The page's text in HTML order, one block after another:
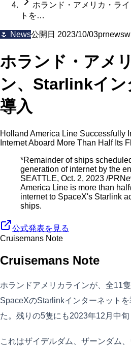
ホランド・アメリカ・ラ
トを…
🌷 News公開日 2023/10/03
ホランド・アメ
ン、Starlinkイン
導入
Holland America Line Successfully
Internet Aboard More Than Half Its
*Remainder of ships
generation of internet by the
SEATTLE, Oct. 2, 2023 /
America Line is more than
internet to SpaceX's Starlink
ships.
公式発表を見る
Cruisemans Note
Cruisemans Note
ホランドアメリカラインが、全11
SpaceXのStarlinkインターネット
た。残りの5隻にも2023年12月中旬
これはザイデルダム、ザーンダム